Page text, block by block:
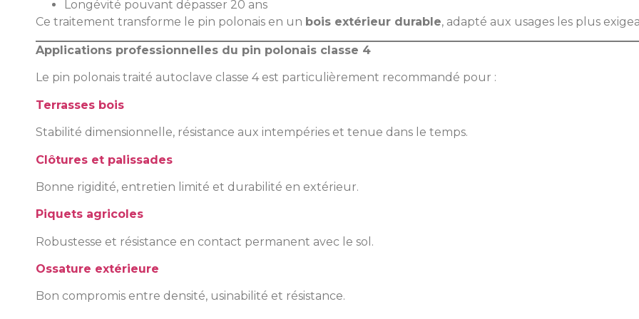
Longévité pouvant dépasser 20 ans
Ce traitement transforme le pin polonais en un bois extérieur durable, adapté aux usages les plus
Applications professionnelles du pin polonais classe 4
Le pin polonais traité autoclave classe 4 est particulièrement recommandé pour :
Terrasses bois
Stabilité dimensionnelle, résistance aux intempéries et tenue dans le temps.
Clôtures et palissades
Bonne rigidité, entretien limité et durabilité en extérieur.
Piquets agricoles
Robustesse et résistance en contact permanent avec le sol.
Ossature extérieure
Bon compromis entre densité, usinabilité et résistance.